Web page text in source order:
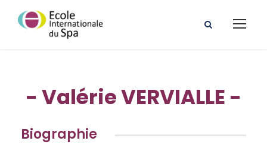
- Valérie VERVIALLE -
Biographie